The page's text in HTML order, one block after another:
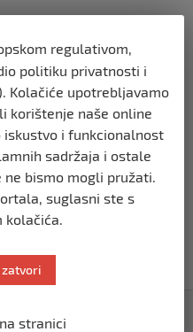
SEKTORU, REGISTAR I
TRANSPARENTNOSTI I
OD PROGONA
OD
regulativom,
politiku privatnosti i
Kolačiće upotrebljavamo
korištenje naše online
i funkcionalnost
sadržaja i ostale
bismo mogli pružati.
suglasni ste s
kolačića.
stranici